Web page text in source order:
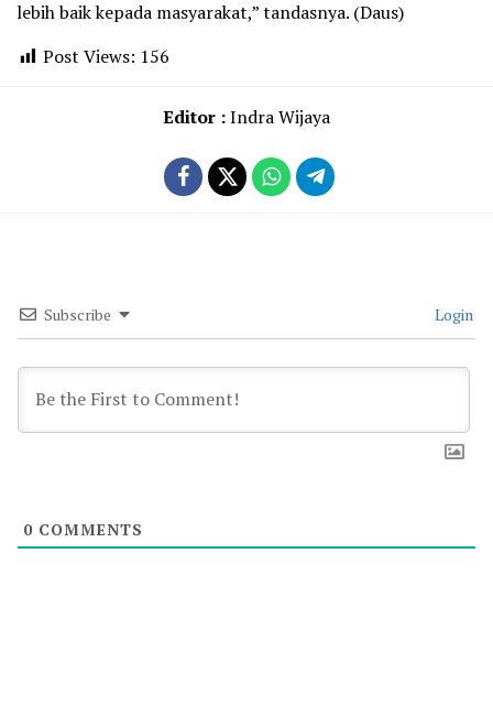
lebih baik kepada masyarakat,” tandasnya. (Daus)
Post Views: 156
Editor :Indra Wijaya
Subscribe Login
0 COMMENTS